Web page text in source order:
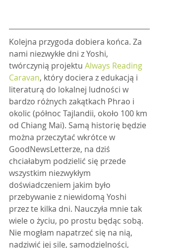
Kolejna przygoda dobiera końca. Za
nami niezwykłe dni z Yoshi,
twórczynią projektu Always Reading
Caravan, który dociera z edukacją i
literaturą do lokalnej ludności w
bardzo różnych zakątkach Phrao i
okolic (północ Tajlandii, około 100 km
od Chiang Mai). Samą historię będzie
można przeczytać wkrótce w
GoodNewsLetterze, na dziś
chciałabym podzielić się przede
wszystkim niezwykłym
doświadczeniem jakim było
przebywanie z niewidomą Yoshi
przez te kilka dni. Nauczyła mnie tak
wiele o życiu, po prostu będąc sobą.
Nie mogłam napatrzeć się na nią,
nadziwić jej sile, samodzielności,